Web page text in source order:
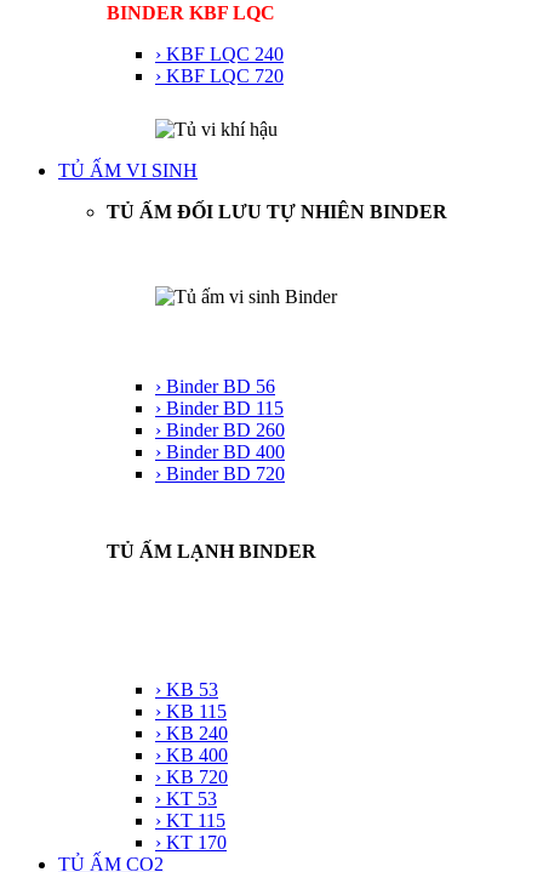
BINDER KBF LQC
› KBF LQC 240
› KBF LQC 720
TỦ ẤM VI SINH
TỦ ẤM ĐỐI LƯU TỰ NHIÊN BINDER
› Binder BD 56
› Binder BD 115
› Binder BD 260
› Binder BD 400
› Binder BD 720
TỦ ẤM LẠNH BINDER
› KB 53
› KB 115
› KB 240
› KB 400
› KB 720
› KT 53
› KT 115
› KT 170
TỦ ẤM CO2